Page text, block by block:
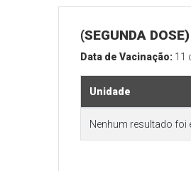
(SEGUNDA
Data de Vacinação: 11
Unidade
Nenhum resultado foi